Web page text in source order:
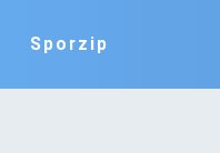
Sporzip